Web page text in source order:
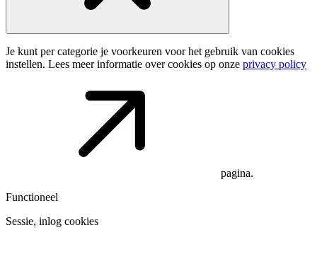
Je kunt per categorie je voorkeuren voor het gebruik van cookies
instellen. Lees meer informatie over cookies op onze privacy policy
pagina.
Functioneel
Sessie, inlog cookies